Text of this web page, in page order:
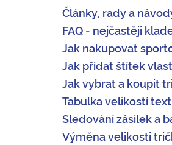
Články, rady a
FAQ - nejčastěji
Jak nakupovat
Jak přidat štítek
Jak vybrat a koupit
Tabulka velikostí
Sledování zásilek a
Výměna velikosti